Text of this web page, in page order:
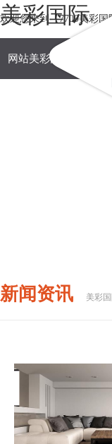
美彩国际
欢迎您来到【7709美彩
网站美彩国际 关
新闻资讯 美彩